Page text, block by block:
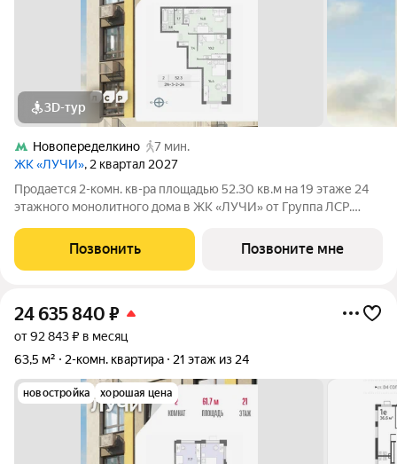
3D-тур
Новопеределкино
7 мин.
ЖК «ЛУЧИ», 2 квартал 2027
Продается 2-комн. кв-ра площадью 52.30 кв.м на 19 этаже 24
этажного монолитного дома в ЖК «ЛУЧИ» от Группа ЛСР.
самых зелёных и благоприятных для жизни районов столицы
Солнцево, который
Позвонить Позвоните мне
24 635 840 ₽
от 92 843 ₽ в месяц
63,5 м²
2-комн. квартира 21 этаж из 24
новостройка хорошая цена